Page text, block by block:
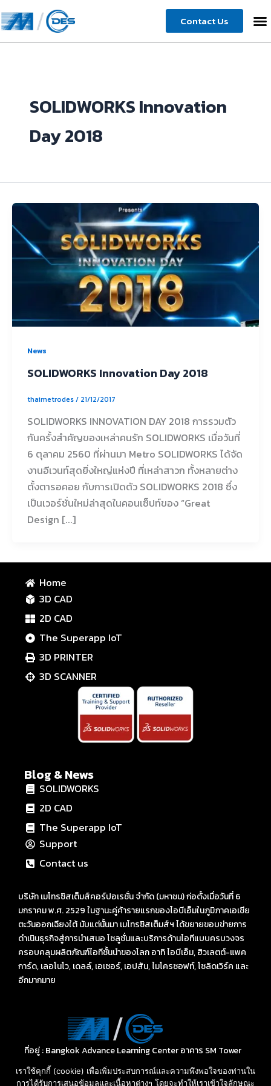
to
content
Contact Us
SOLIDWORKS Innovation
Day 2018
News
SOLIDWORKS Innovation Day 2018
thaimetrodes/ 21/12/2017
SOLIDWORKS INNOVATION DAY 2018 การรวมตัว
กันครั้งสำคัญของเหล่าคนรัก SOLIDWORKS เมื่อวันที่
6 ตุลาคม 2560 ที่ผ่านมา Metro SOLIDWORKS ได้จัด
งานอีเวนท์สุดยิ่งใหญ่แห่งปี ที่เหล่าสาวก ทั้งหลายต่าง
ตั้งตารอคอย กับการเปิดตัว SOLIDWORKS 2018 ซึ่ง
เป็นเวอร์ชั่นใหม่ล่าสุดในคอนเซ็ปท์ของ “Great
Design [...]
Home
3D CAD
2D CAD
The Superapp IoT
3D PRINTER
3D SCANNER
Blog & News
SOLIDWORKS
2D CAD
The Superapp IoT
Support
Contact us
บริษัท เมโทรซิสเต็มส์คอร์ปอเรชั่น จำกัด (มหาชน) ก่อตั้งเมื่อวันที่ 6
มกราคม พ.ศ. 2529 ในฐานะคู่ค้ารายแรกของไอบีเอ็มในภูมิภาคเอเชีย
ตะวันออกเฉียงใต้ นับแต่นั้นมา เมโทรซิสเต็มส์ฯ ได้ขยายขอบข่ายการ
ดำเนินธุรกิจสู่การนำเสนอ โซลูชั่นและบริการด้านไอทีแบบครบวงจร
ครอบคลุมผลิตภัณฑ์ไอทีชั้นนำของโลก อาทิ ไอบีเอ็ม, ฮิวเลตต์-แพค
การ์ด, เลอโนโว, เดลล์, เอเซอร์, เอปสัน, ไมโครซอฟท์, โซลิดเวิร์ค และ
อีกมากมาย
ที่อยู่ : Bangkok Advance Learning Center อาคาร SM Tower
ชั้น 16 ถนนพหลโยธิน พญาไท กรุงเทพ ฯ 10400
Call: 02-089-4145
เราใช้คุกกี้ (cookie) เพื่อเพิ่มประสบการณ์และความพึงพอใจของท่านใน
การได้รับการเสนอข้อมูลและเนื้อหาต่างๆ โดยจะทำให้เราเข้าใจลักษณะ